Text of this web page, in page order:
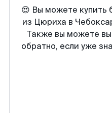
😍 Вы можете купить
из Цюриха в
Также вы можете
обратно, если уже